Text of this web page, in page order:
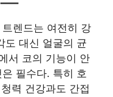
렌드는 여전히 강
도 대신 얼굴의 균
서 코의 기능이 안
필수다. 특히 호
력 건강과도 간접